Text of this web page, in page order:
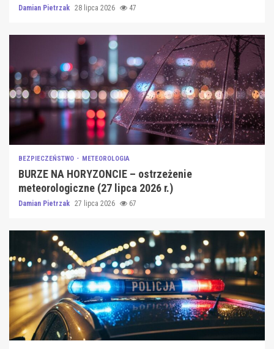
Damian Pietrzak 28 lipca 2026 47
BEZPIECZEŃSTWO METEOROLOGIA
BURZE NA HORYZONCIE – ostrzeżenie
meteorologiczne (27 lipca 2026 r.)
Damian Pietrzak 27 lipca 2026 67